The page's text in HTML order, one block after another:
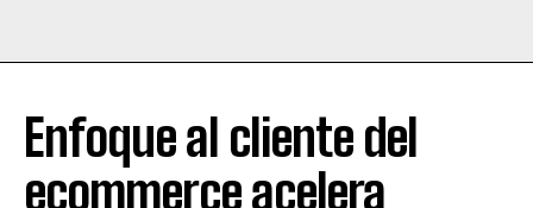
Enfoque al cliente del
ecommerce acelera